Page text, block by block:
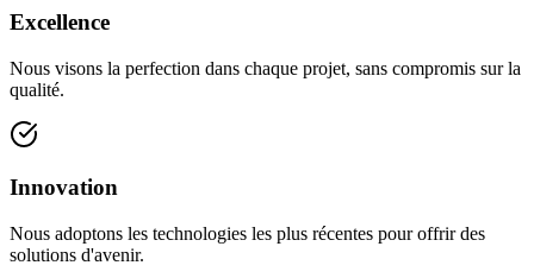
Excellence
Nous visons la perfection dans chaque projet, sans compromis sur la
qualité.
Innovation
Nous adoptons les technologies les plus récentes pour offrir des
solutions d'avenir.